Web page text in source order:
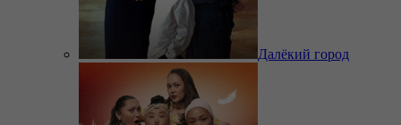
Далёкий город